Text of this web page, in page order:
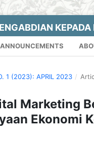
ANNOUNCEMENTS
1 (2023): APRIL 2023 /
Marketing
Ekonomi